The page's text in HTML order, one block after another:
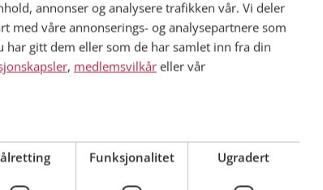
medlem og se
bilder på
annonser og analysere trafikken vår. Vi deler
med våre annonserings- og analysepartnere som
gitt dem eller som de har samlet inn fra din
, medlemsvilkår eller vår
Funksjonalitet Ugradert